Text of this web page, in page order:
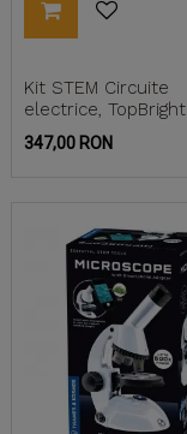
Kit STEM Circuite
electrice, TopBright
Pret
347,00 RON